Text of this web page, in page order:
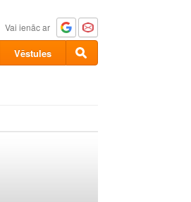
Vai ienāc ar
Vēstules